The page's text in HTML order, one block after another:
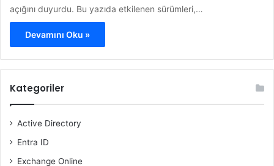
açığını duyurdu. Bu yazıda etkilenen sürümleri,…
Devamını Oku »
Kategoriler
Active Directory
Entra ID
Exchange Online